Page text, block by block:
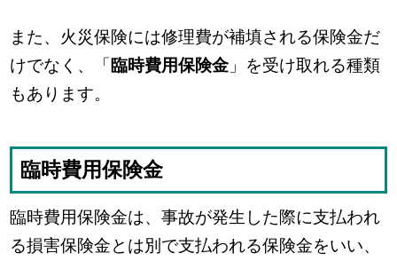
また、火災保険には修理費が補填される保険金だ
けでなく、「 臨時費用保険金 」を受け取れる種類
もあります。
臨時費用保険金
臨時費用保険金は、事故が発生した際に支払われ
る損害保険金とは別で支払われる保険金をいい、